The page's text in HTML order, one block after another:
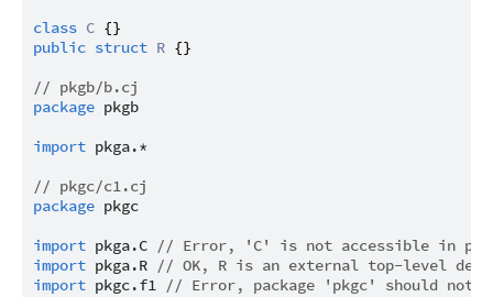
class C
public struct R {}
// pkgb/b.cj
package pkgb
import pkga.*
// pkgc/c1.cj
package pkgc
import pkga.C // Error, 'C' is not accessible in
import pkga.R // OK, R is an external top-level
import pkgc.f1 // Error, package 'pkgc' should not